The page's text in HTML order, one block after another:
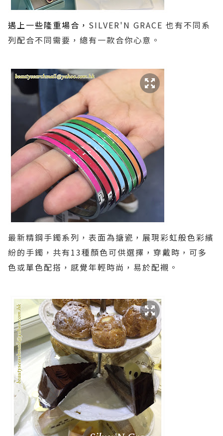
遇上一些隆重場合， SILVER'N GRACE 也有不同系
列配合不同需要，總有一款合你心意。
最新精鋼手鐲系列 ，表面為搪瓷，展現彩虹般色彩繽
紛的手鐲，共有13種顏色可供選擇，穿戴時，可多
色或單色配搭，感覺年輕時尚，易於配襯。